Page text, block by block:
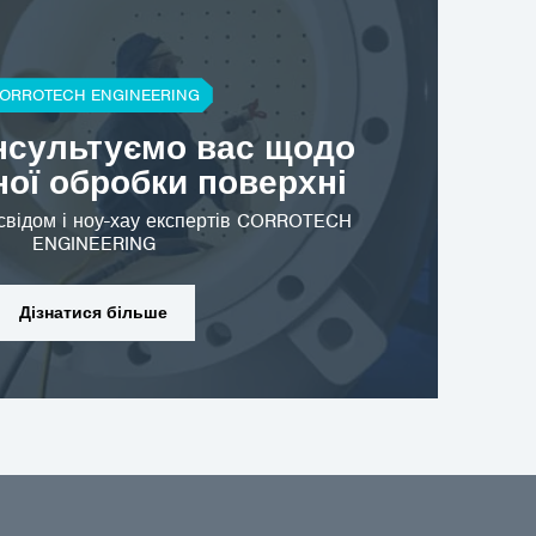
ENGINEERING
вас щодо
обробки поверхні
і ноу-хау експертів CORROTECH
ENGINEERING
Дізнатися більше